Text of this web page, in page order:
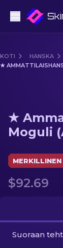
Hanska
Muut
KOTI HANSKA
★
★
Moguli
MERKILLINEN
$92.69
Suoraan